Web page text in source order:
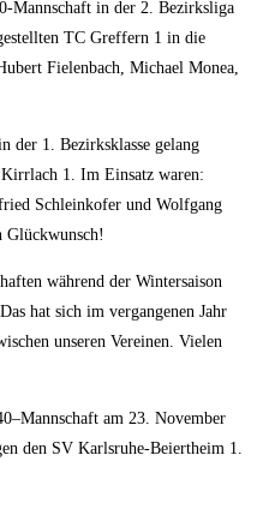
Mannschaft in der 2. Bezirksliga
TC Greffern 1 in die
Fielenbach, Michael Monea,
der 1. Bezirksklasse gelang
1. Im Einsatz waren:
Schleinkofer und Wolfgang
Glückwunsch!
während der Wintersaison
hat sich im vergangenen Jahr
unseren Vereinen. Vielen
am 23. November
den SV Karlsruhe-Beiertheim 1.